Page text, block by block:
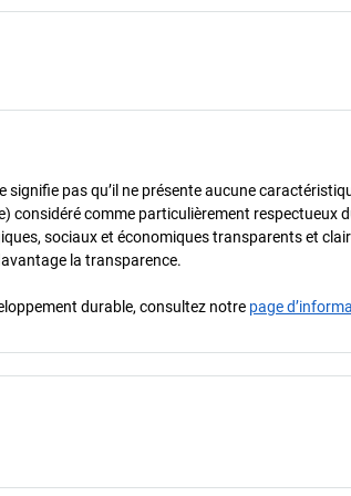
pas qu’il ne présente aucune
considéré comme particulièrement respectueux
sociaux et économiques transparents et
la transparence.
durable, consultez notre page